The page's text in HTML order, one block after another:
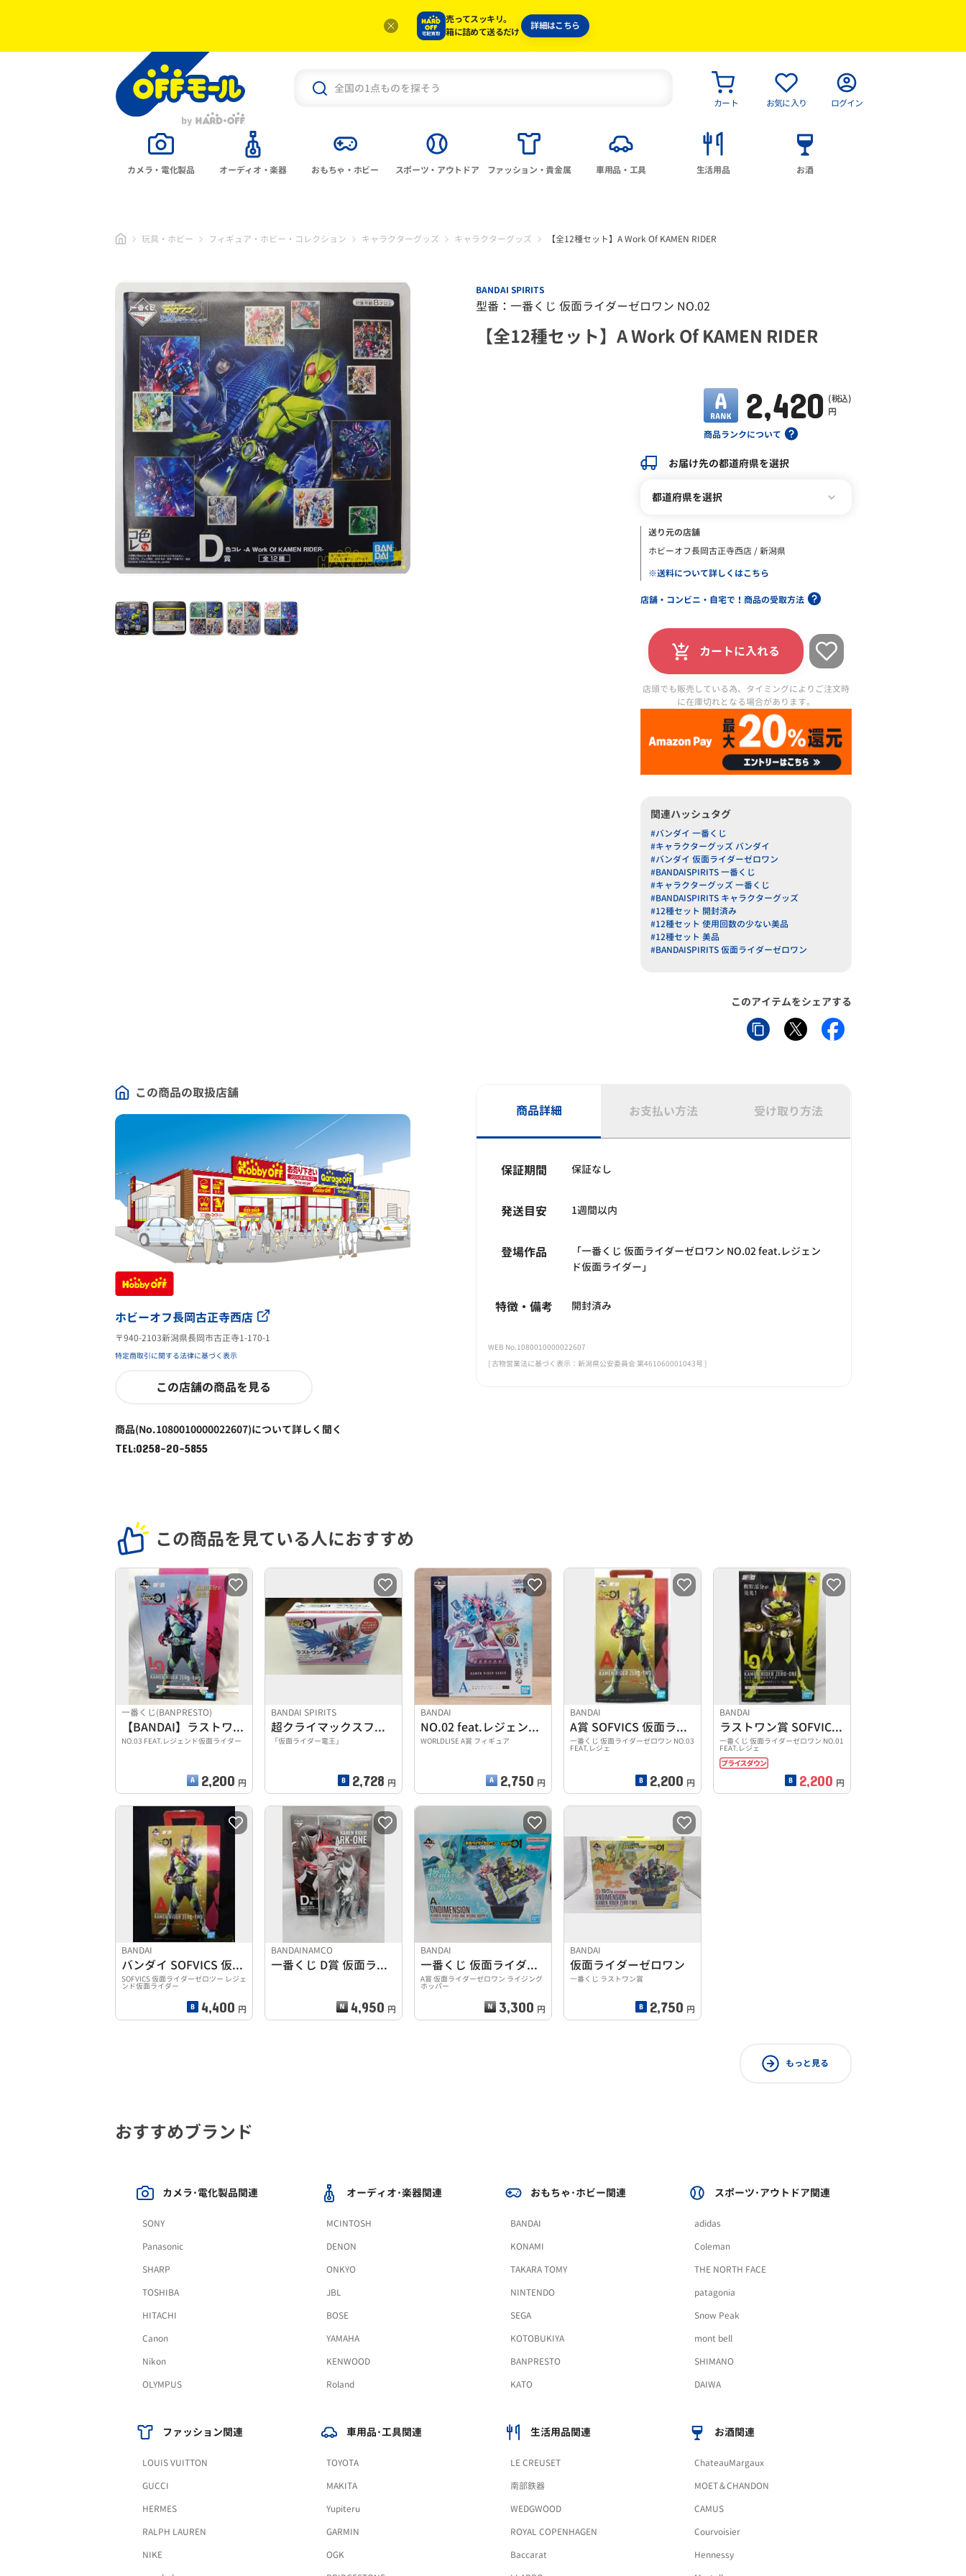
売ってスッキリ。
箱に詰めて送るだけ
詳細はこちら
カート お気に入り ログイン
カメラ・電化製品 オーディオ・楽器 おもちゃ・ホビー スポーツ・アウトドア ファッション・貴金属 車用品・工具 生活用品 お酒
玩具・ホビー フィギュア・ホビー・コレクション キャラクターグッズ キャラクターグッズ 【全12種セット】A Work Of KAMEN RIDER
BANDAI SPIRITS
型番：一番くじ 仮面ライダーゼロワン NO.02
【全12種セット】A Work Of KAMEN RIDER
商品ランクについて
2,420 (税込)
円
お届け先の都道府県を選択
都道府県を選択
送り元の店舗
ホビーオフ長岡古正寺西店 / 新潟県
※送料について詳しくはこちら
店舗・コンビニ・自宅で！商品の受取方法
カートに入れる
店頭でも販売している為、タイミングによりご注文時
に在庫切れとなる場合があります。
関連ハッシュタグ
#バンダイ 一番くじ
#キャラクターグッズ バンダイ
#バンダイ 仮面ライダーゼロワン
#BANDAISPIRITS 一番くじ
#キャラクターグッズ 一番くじ
#BANDAISPIRITS キャラクターグッズ
#12種セット 開封済み
#12種セット 使用回数の少ない美品
#12種セット 美品
#BANDAISPIRITS 仮面ライダーゼロワン
このアイテムをシェアする
この商品の取扱店舗
ホビーオフ長岡古正寺西店
〒940-2103新潟県長岡市古正寺1-170-1
特定商取引に関する法律に基づく表示
この店舗の商品を見る
商品(No.1080010000022607)について詳しく聞く
TEL:0258-20-5855
商品詳細 お支払い方法 受け取り方法
保証期間 保証なし
発送目安 1週間以内
登場作品
「一番くじ 仮面ライダーゼロワン NO.02 feat.レジェン
ド仮面ライダー」
特徴・備考 開封済み
WEB No.1080010000022607
[ 古物営業法に基づく表示：新潟県公安委員会 第461060001043号 ]
この商品を見ている人におすすめ
一番くじ(BANPRESTO)
【BANDAI】ラストワン賞 仮面ライダーゼロツー
NO.03 FEAT.レジェンド仮面ライダー
2,200 円
BANDAI SPIRITS
超クライマックスフォーム
「仮面ライダー電王」
2,728 円
BANDAI
NO.02 feat.レジェンド仮面ライダー
WORLDLISE A賞 フィギュア
2,750 円
BANDAI
A賞 SOFVICS 仮面ライダーゼロツー
一番くじ 仮面ライダーゼロワン NO.03
FEAT.レジェ
2,200 円
BANDAI
ラストワン賞 SOFVICS 仮面ライダーゼロワン ライジン
一番くじ 仮面ライダーゼロワン NO.01
FEAT.レジェ
2,200 円
BANDAI
バンダイ SOFVICS 仮面ライダーゼロツー A賞
SOFVICS 仮面ライダーゼロツー レジェ
ンド仮面ライダー
4,400 円
BANDAINAMCO
一番くじ D賞 仮面ライダー アークワン
4,950 円
BANDAI
一番くじ 仮面ライダーゼロワン
A賞 仮面ライダーゼロワン ライジング
ホッパー
3,300 円
BANDAI
仮面ライダーゼロワン
一番くじ ラストワン賞
2,750 円
もっと見る
おすすめブランド
カメラ･電化製品関連
SONY
Panasonic
SHARP
TOSHIBA
HITACHI
Canon
Nikon
OLYMPUS
オーディオ･楽器関連
MCINTOSH
DENON
ONKYO
JBL
BOSE
YAMAHA
KENWOOD
Roland
おもちゃ･ホビー関連
BANDAI
KONAMI
TAKARA TOMY
NINTENDO
SEGA
KOTOBUKIYA
BANPRESTO
KATO
スポーツ･アウトドア関連
adidas
Coleman
THE NORTH FACE
patagonia
Snow Peak
mont bell
SHIMANO
DAIWA
ファッション関連
LOUIS VUITTON
GUCCI
HERMES
RALPH LAUREN
NIKE
車用品･工具関連
TOYOTA
MAKITA
Yupiteru
GARMIN
OGK
生活用品関連
LE CREUSET
南部鉄器
WEDGWOOD
ROYAL COPENHAGEN
Baccarat
お酒関連
ChateauMargaux
MOET＆CHANDON
CAMUS
Courvoisier
Hennessy